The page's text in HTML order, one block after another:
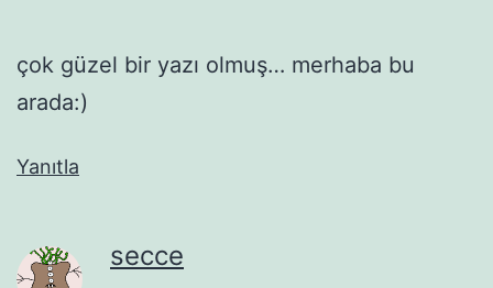
çok güzel bir yazı olmuş… merhaba bu
arada:)
Yanıtla
secce